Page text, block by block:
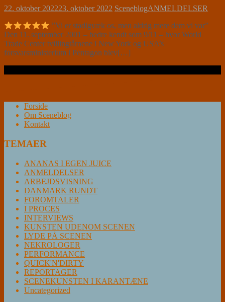
22. oktober 202223. oktober 2022 SceneblogANMELDELSER
”Vi er stadigvæk os, men aldrig mere dem vi var”
Den 11. september 2001 – bedre kendt som 9/11 – hvor World
Trade Center tvillingtårnene i New York og USA’s
forsvarsministerium i Pentagon blev[…]
Forside
Om Sceneblog
Kontakt
TEMAER
ANANAS I EGEN JUICE
ANMELDELSER
ARBEJDSVISNING
DANMARK RUNDT
FOROMTALER
I PROCES
INTERVIEWS
KUNSTEN UDENOM SCENEN
LYDE PÅ SCENEN
NEKROLOGER
PERFORMANCE
QUICK'N'DIRTY
REPORTAGER
SCENEKUNSTEN I KARANTÆNE
Uncategorized